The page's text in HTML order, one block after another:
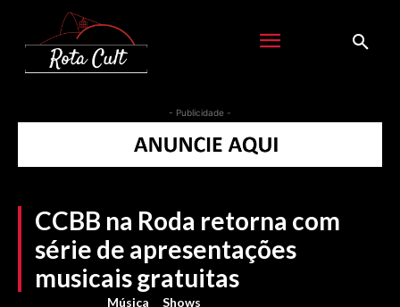
- Publicidade -
CCBB na Roda retorna com
série de apresentações
musicais gratuitas
Música Shows